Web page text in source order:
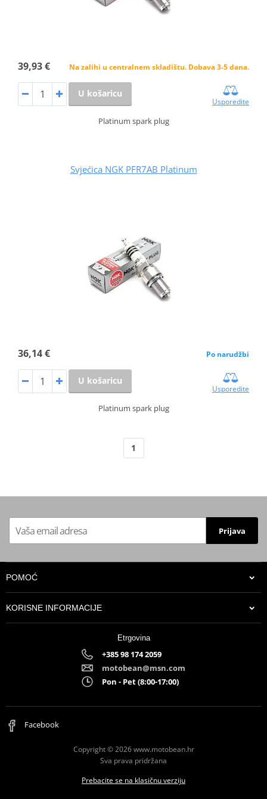
39,93 € Na zalihi u centralnem skladištu. Dobava 3-5 dana.
U košaricu
Usporedite
Platinum spark plug
Svjećica NGK PFR7AB Platinum
36,14 € Po narudžbi
U košaricu
Usporedite
Platinum spark plug
1
Prijava
POMOĆ
KORISNE INFORMACIJE
Etrgovina
+385 98 174 2059
motobean@msn.com
Pon - Pet (8:00-17:00)
Facebook
Copyright © 2026 www.motobean.hr
Sva prava pridržana
Prebacite se na klasičnu verziju